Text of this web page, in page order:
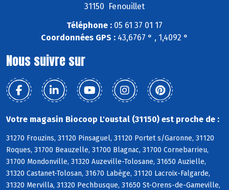
31150 Fenouillet
Téléphone : 05 61 37 01 17
Coordonnées GPS : 43,6767 ° , 1,4092 °
Nous suivre sur
Votre magasin Biocoop L'oustal (31150) est proche de :
31270 Frouzins, 31120 Pinsaguel, 31120 Portet s/Garonne, 31120
Roques, 31700 Beauzelle, 31700 Blagnac, 31700 Cornebarrieu,
31700 Mondonville, 31320 Auzeville-Tolosane, 31650 Auzielle,
31320 Castanet-Tolosan, 31670 Labège, 31120 Lacroix-Falgarde,
31320 Mervilla, 31320 Pechbusque, 31650 St-Orens-de-Gameville,